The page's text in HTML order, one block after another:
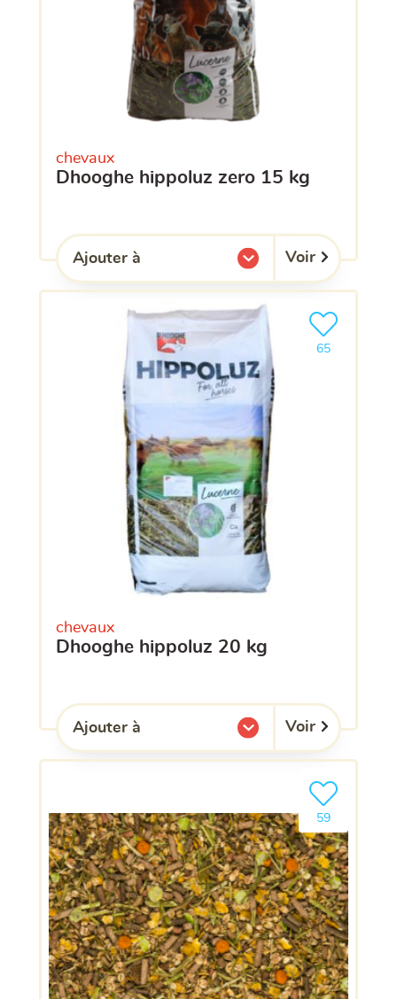
chevaux
dhooghe hippoluz zero 15 kg
Ajouter à
l'une de mes listes. Voir
chevaux
dhooghe hippoluz 20 kg
65
Ajouter le
clients ont
Ajouter à
l'une de mes listes. Voir
59
Ajouter le
clients ont